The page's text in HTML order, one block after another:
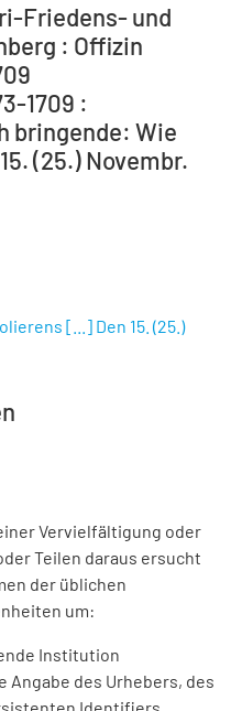
Friedens- und
: Offizin
1709 :
bringende: Wie
(25.) Novembr.
[...] Den 15. (25.)
Vervielfältigung oder
Teilen daraus ersucht
der üblichen
um:
Institution
Angabe des Urhebers, des